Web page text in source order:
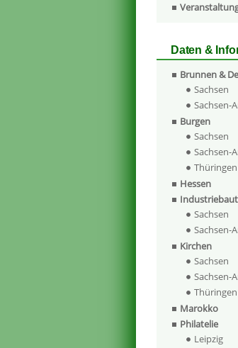
Daten &
Brunnen &
Sachsen
Sachsen-
Burgen
Sachsen
Sachsen-
Thüringen
Hessen
Sachsen
Sachsen-
Kirchen
Sachsen
Sachsen-
Thüringen
Marokko
Philatelie
Leipzig